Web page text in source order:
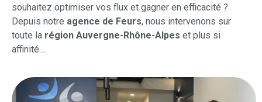
souhaitez optimiser vos flux et gagner en efficacité ?
Depuis notre agence de Feurs, nous intervenons sur
toute la région Auvergne-Rhône-Alpes et plus si
affinité…